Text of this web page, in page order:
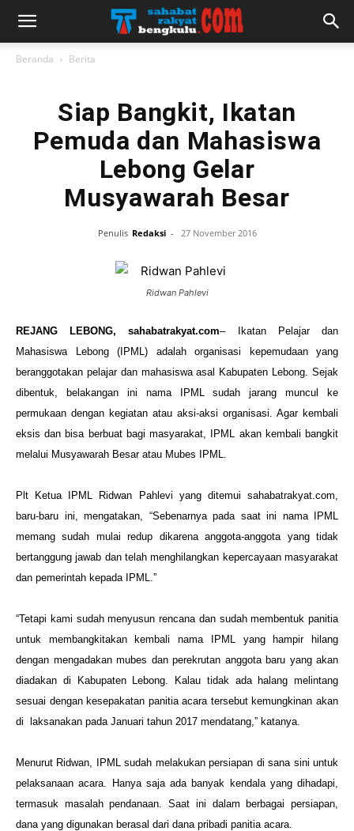
Beranda Berita
Siap Bangkit, Ikatan
Pemuda dan Mahasiswa
Lebong Gelar
Musyawarah Besar
Penulis Redaksi - 27 November 2016
Ridwan Pahlevi
REJANG LEBONG, sahabatrakyat.com– Ikatan Pelajar dan
Mahasiswa Lebong (IPML) adalah organisasi kepemudaan yang
beranggotakan pelajar dan mahasiswa asal Kabupaten Lebong. Sejak
dibentuk, belakangan ini nama IPML sudah jarang muncul ke
permukaan dengan kegiatan atau aksi-aksi organisasi. Agar kembali
eksis dan bisa berbuat bagi masyarakat, IPML akan kembali bangkit
melalui Musyawarah Besar atau Mubes IPML.
Plt Ketua IPML Ridwan Pahlevi yang ditemui sahabatrakyat.com,
baru-baru ini, mengatakan, “Sebenarnya pada saat ini nama IPML
memang sudah mulai redup dikarena anggota-anggota yang tidak
bertanggung jawab dan telah menghilangkan kepercayaan masyarakat
dan pemerintah kepada IPML.”
“Tetapi kami sudah menyusun rencana dan sudah membentuk panitia
untuk membangkitakan kembali nama IPML yang hampir hilang
dengan mengadakan mubes dan perekrutan anggota baru yang akan
diadakan di Kabupaten Lebong. Kalau tidak ada halang melintang
sesuai dengan kesepakatan panitia acara tersebut kemungkinan akan
di laksanakan pada Januari tahun 2017 mendatang,” katanya.
Menurut Ridwan, IPML sudah melakukan persiapan di sana sini untuk
pelaksanaan acara. Hanya saja ada banyak kendala yang dihadapi,
termasuk masalah pendanaan. Saat ini dalam berbagai persiapan,
dana yang digunakan berasal dari dana pribadi panitia acara.